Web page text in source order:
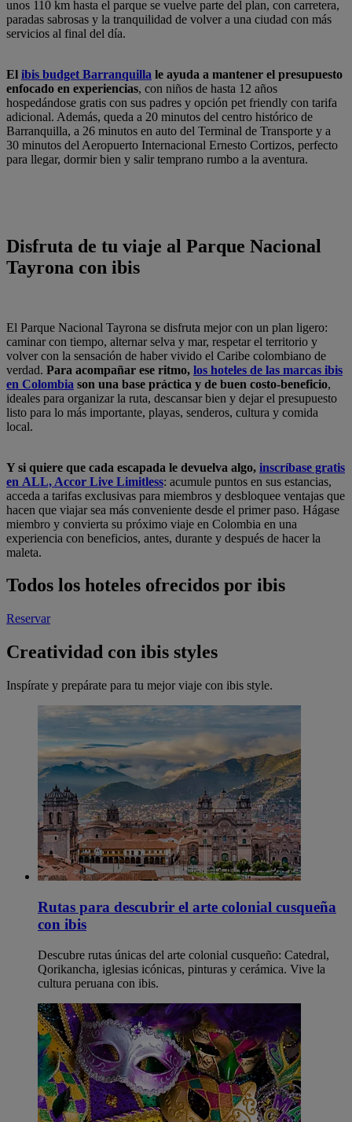
unos 110 km hasta el parque se vuelve parte del plan, con carretera,
paradas sabrosas y la tranquilidad de volver a una ciudad con más
servicios al final del día.
El ibis budget Barranquilla le ayuda a mantener el presupuesto
enfocado en experiencias, con niños de hasta 12 años
hospedándose gratis con sus padres y opción pet friendly con tarifa
adicional. Además, queda a 20 minutos del centro histórico de
Barranquilla, a 26 minutos en auto del Terminal de Transporte y a
30 minutos del Aeropuerto Internacional Ernesto Cortizos, perfecto
para llegar, dormir bien y salir temprano rumbo a la aventura.
Disfruta de tu viaje al Parque Nacional
Tayrona con ibis
El Parque Nacional Tayrona se disfruta mejor con un plan ligero:
caminar con tiempo, alternar selva y mar, respetar el territorio y
volver con la sensación de haber vivido el Caribe colombiano de
verdad. Para acompañar ese ritmo, los hoteles de las marcas ibis
en Colombia son una base práctica y de buen costo-beneficio,
ideales para organizar la ruta, descansar bien y dejar el presupuesto
listo para lo más importante, playas, senderos, cultura y comida
local.
Y si quiere que cada escapada le devuelva algo, inscríbase gratis
en ALL, Accor Live Limitless: acumule puntos en sus estancias,
acceda a tarifas exclusivas para miembros y desbloquee ventajas que
hacen que viajar sea más conveniente desde el primer paso. Hágase
miembro y convierta su próximo viaje en Colombia en una
experiencia con beneficios, antes, durante y después de hacer la
maleta.
Todos los hoteles ofrecidos por ibis
Reservar
Creatividad con ibis styles
Inspírate y prepárate para tu mejor viaje con ibis style.
Rutas para descubrir el arte colonial cusqueña
con ibis
Descubre rutas únicas del arte colonial cusqueño: Catedral,
Qorikancha, iglesias icónicas, pinturas y cerámica. Vive la
cultura peruana con ibis.